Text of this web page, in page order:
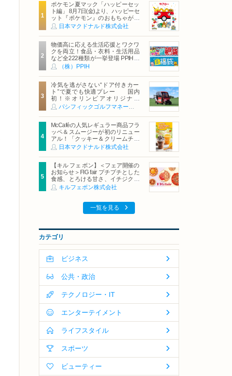
ポケモン夏マック「ハッピーセッ
ト編」 8月7日(金)より、ハッピーセ
ット『ポケモン』のおもちゃが期
間限定登場
日本マクドナルド株式会社
物価高に応える生活応援とワクワ
クを両立！食品・衣料・生活用品
など全222種類が一挙登場 PPIHグ
ループ「夏福袋」＆セール 8月6日
(木)より順次スタート
（株）PPIH
冷気を逃がさない“ドア付きカー
ト”で夏でも快適プレー 国内
初！※オリンピアオリジナル
「AirCon Cart（エアコンカー
ト）」導入 | ＰＧＭ
McCaféの人気レギュラー商品フラ
ッペ＆スムージーが初のリニュー
アル！「クッキー＆クリームチョ
コフラッペ」「マンゴースムージ
ー」8月5日（水）から販売開始
日本マクドナルド株式会社
【キル フェ ボン】＜フェア開催の
お知らせ＞FIG fair プチプチとした
食感、とろける甘さ、イチジクの
魅力をたっぷりと。新作を含め、
イチジク尽くしの全4種が登場8月
キルフェボン株式会社
一覧を見る
カテゴリ
ビジネス
公共・政治
テクノロジー・IT
エンターテイメント
ライフスタイル
スポーツ
ビューティー